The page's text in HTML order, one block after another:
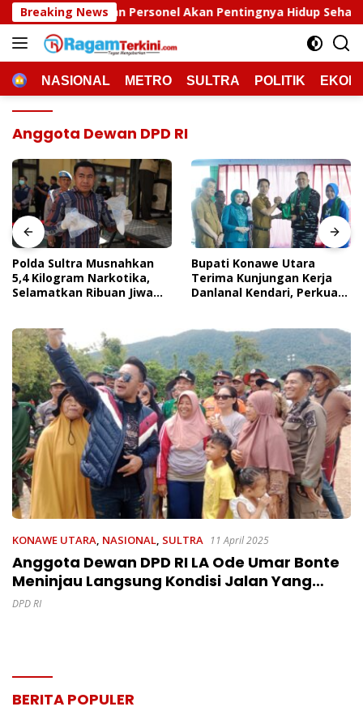
Langsung
ke
konten
Breaking News
Akan Pentingnya Hidup Sehat Polda Sultra
HOMENASIONAL METRO SULTRA POLITIK
Anggota Dewan DPD RI
Polda Sultra Musnahkan
5,4 Kilogram Narkotika,
Selamatkan Ribuan Jiwa
Bupati Konawe Utara
Terima Kunjungan Kerja
Danlanal Kendari, Perkuat
KONAWE UTARA, NASIONAL, SULTRA 11 April 2025
Anggota Dewan DPD RI LA Ode Umar Bonte
Meninjau Langsung Kondisi Jalan Yang
Terendam Banjir Di Trans Sulawesi Desa
DPD RI
BERITA POPULER